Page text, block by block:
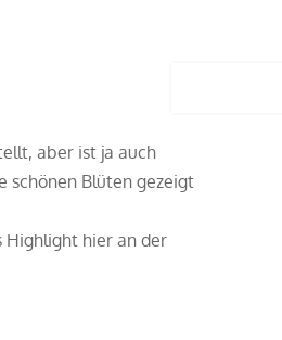
aber ist ja auch
schönen Blüten gezeigt
Highlight hier an der